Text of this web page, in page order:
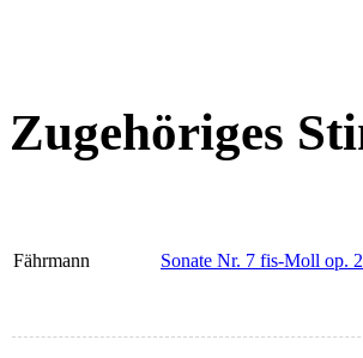
Zugehöriges
Fährmann Sonate Nr. 7 fis-Moll op.